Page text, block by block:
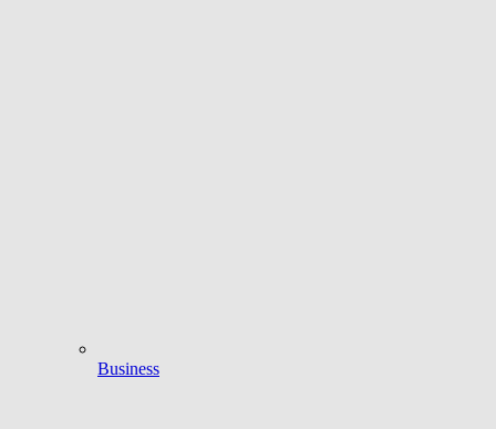
Business